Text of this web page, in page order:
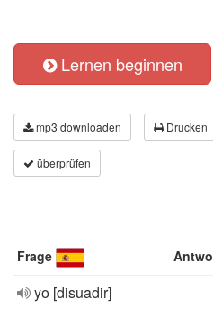
Lernen beginnen
mp3 downloaden Drucken
überprüfen
Frage
yo [disuadir]